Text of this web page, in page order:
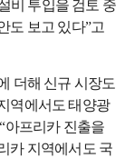
비 투입을 검토 중
도 보고 있다”고
더해 신규 시장도
역에서도 태양광
아프리카 진출을
카 지역에서도 국